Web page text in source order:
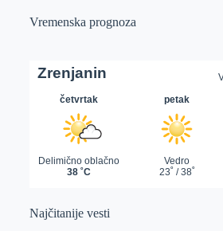
Vremenska prognoza
Najčitanije vesti